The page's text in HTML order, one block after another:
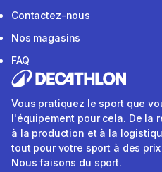
Contactez-nous
Nos magasins
FAQ
Vous pratiquez le sport que
l'équipement pour cela. De la
à la production et à la
tout pour votre sport à des prix
Nous faisons du sport.